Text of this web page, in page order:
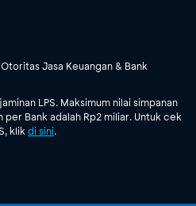
Jasa Keuangan & Bank
LPS. Maksimum nilai simpanan
per Bank adalah Rp2 miliar. Untuk cek
klik di sini.